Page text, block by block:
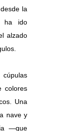
la
ha ido
alzado
colores
Una
nave y
—que